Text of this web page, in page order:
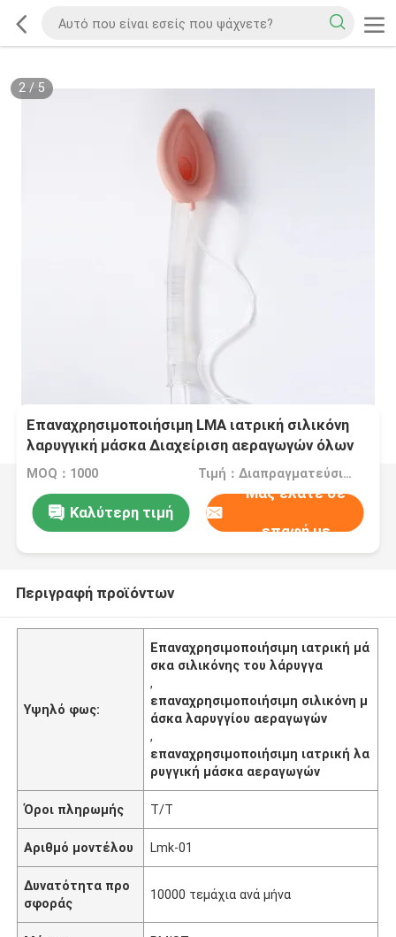
2/ 5
Επαναχρησιμοποιήσιμη LMA ιατρική σιλικόνη
λαρυγγική μάσκα Διαχείριση αεραγωγών όλων
των μεγεθών
MOQ：1000 Τιμή：Διαπραγματεύσιμα
Καλύτερη τιμή
Μας ελάτε σε
επαφή με
Περιγραφή προϊόντων
Υψηλό φως:
Επαναχρησιμοποιήσιμη ιατρική μά
σκα σιλικόνης του λάρυγγα
,
επαναχρησιμοποιήσιμη σιλικόνη μ
άσκα λαρυγγίου αεραγωγών
,
επαναχρησιμοποιήσιμη ιατρική λα
ρυγγική μάσκα αεραγωγών
Όροι πληρωμής Τ/Τ
Αριθμό μοντέλου Lmk-01
Δυνατότητα προ
σφοράς
10000 τεμάχια ανά μήνα